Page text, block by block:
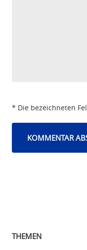
* Die bezeichneten
THEMEN